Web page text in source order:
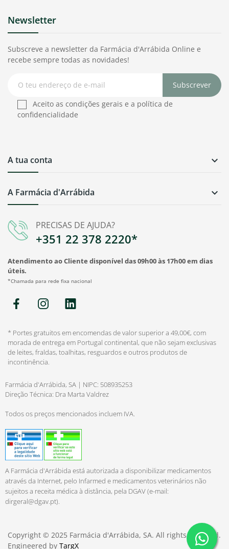
PRECISAS DE AJUDA?
+351 22 378 2220*
Atendimento ao Cliente disponível das 09h00 às 17h00 em dias
úteis.
*Chamada para rede fixa nacional
A Farmácia d'Arrábida 
A tua conta 
Newsletter
Subscreve a newsletter da Farmácia d'Arrábida Online e
recebe sempre todas as novidades!
Subscrever
Aceito as condições gerais e a política de
confidencialidade
* Portes gratuitos em encomendas de valor superior a 49,00€, com
morada de entrega em Portugal continental, que não sejam exclusivas
de leites, fraldas, toalhitas, resguardos e outros produtos de
incontinência.
Farmácia d'Arrábida, SA | NIPC: 508935253
Direção Técnica: Dra Marta Valdrez
Todos os preços mencionados incluem IVA.
A Farmácia d'Arrábida está autorizada a disponibilizar medicamentos
através da Internet, pelo Infarmed e medicamentos veterinários não
sujeitos a receita médica à distância, pela DGAV (e-mail:
dirgeral@dgav.pt).
Copyright © 2025 Farmácia d'Arrábida, SA. All rights reserved.
Engineered by TargX